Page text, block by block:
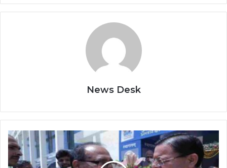
News Desk